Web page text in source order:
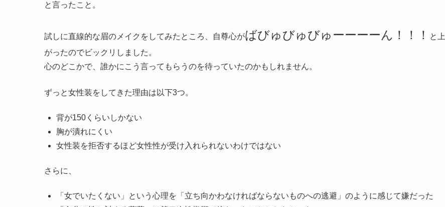
と言ったこと。
試しに直線的な眉のメイクをしてみたところ、自尊心がばびゅびゅびゅーーーーん！！！
と上
がったのでビックリしました。
心のどこかで、誰かにこう言ってもらうのを待っていたのかもしれません。
ずっと女性装をしてきた理由は以下3つ。
背が150くらいしかない
胸が潰れにくい
女性装を拒否するほど女性性が受け入れられないわけではない
さらに、
「女でいたくない」という心理を「立ち向かわなければならないものへの逃避」のように感じて嫌だった